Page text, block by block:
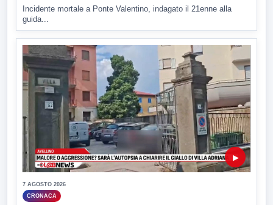
Incidente mortale a Ponte Valentino, indagato il 21enne alla
guida...
▶
7 AGOSTO 2026
CRONACA